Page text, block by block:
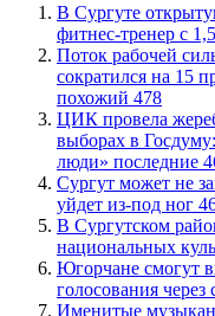
В Сургуте
фитнес-тренер с
Поток рабочей
сократился на 15
похожий 478
ЦИК провела
выборах в
люди» последние
Сургут может не
уйдет из-под ног
В Сургутском
национальных
Югорчане смогут
голосования
Именитые